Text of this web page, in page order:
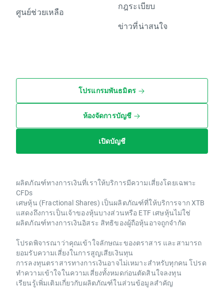
ศูนย์ช่วยเหลือ
กฎระเบียบ
ข่าวที่น่าสนใจ
โปรแกรมพันธมิตร
ห้องจัดการบัญชี
เปิดบัญชี
ผลิตภัณฑ์ทางการเงินที่เราให้บริการมีความเสี่ยงโดยเฉพาะ
CFDs
เศษหุ้น (Fractional Shares) เป็นผลิตภัณฑ์ที่ให้บริการจาก XTB
แสดงถึงการเป็นเจ้าของหุ้นบางส่วนหรือ ETF เศษหุ้นไม่ใช่
ผลิตภัณฑ์ทางการเงินอิสระ สิทธิของผู้ถือหุ้นอาจถูกจำกัด
โปรดพิจารณาว่าคุณเข้าใจลักษณะของตราสาร และสามารถ
ยอมรับความเสี่ยงในการสูญเสียเงินทุน
การลงทุนตราสารทางการเงินอาจไม่เหมาะสำหรับทุกคน โปรด
ทำความเข้าใจในความเสี่ยงทั้งหมดก่อนตัดสินใจลงทุน
เรียนรู้เพิ่มเติมเกี่ยวกับผลิตภัณฑ์ในส่วนข้อมูลสำคัญ